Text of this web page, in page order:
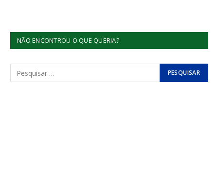
NÃO ENCONTROU O QUE QUERIA?